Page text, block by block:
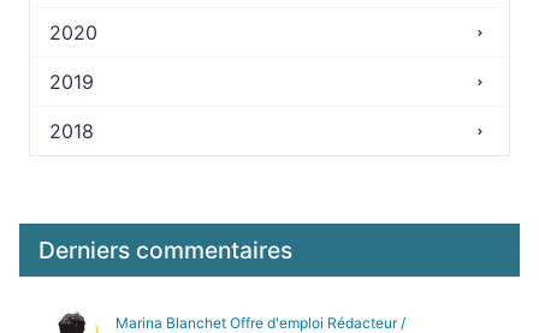
2020
2019
2018
Derniers commentaires
Marina Blanchet Offre d'emploi Rédacteur /